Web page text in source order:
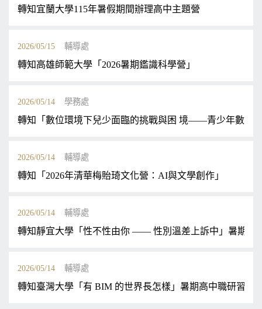
轉知宜蘭大學115年暑假期間辦理高中主題營
2026/05/15 輔導處
轉知高雄師範大學「2026暑期鑑識科學營」
2026/05/14 學務處
轉知「數位環境下兒少面臨的挑戰與困 境——青少年數位
2026/05/14 輔導處
轉知「2026年清華梅貽琦文化營：AI與文學創作」
2026/05/14 輔導處
轉知靜宜大學「性不性由你 —— 性別溫差上訴中」暑期學
2026/05/14 輔導處
轉知臺灣大學「有 BIM 的世界長怎樣」暑期高中職研習營